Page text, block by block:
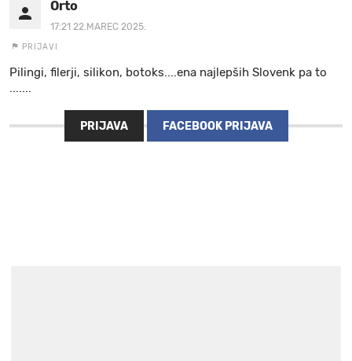
Orto
17:21 22.MAREC 2025.
PRIJAVI
Pilingi, filerji, silikon, botoks....ena najlepših Slovenk pa to
.......
PRIJAVA FACEBOOK PRIJAVA